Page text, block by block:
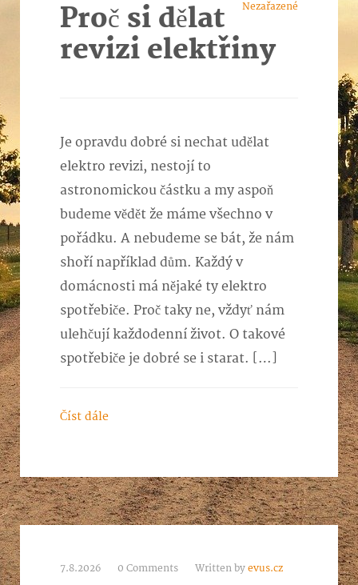
Nezařazené
Proč si dělat
revizi elektřiny
Je opravdu dobré si nechat udělat
elektro revizi, nestojí to
astronomickou částku a my aspoň
budeme vědět že máme všechno v
pořádku. A nebudeme se bát, že nám
shoří například dům. Každý v
domácnosti má nějaké ty elektro
spotřebiče. Proč taky ne, vždyť nám
ulehčují každodenní život. O takové
spotřebiče je dobré se i starat. […]
Číst dále
7.8.2026 0 Comments Written by evus.cz